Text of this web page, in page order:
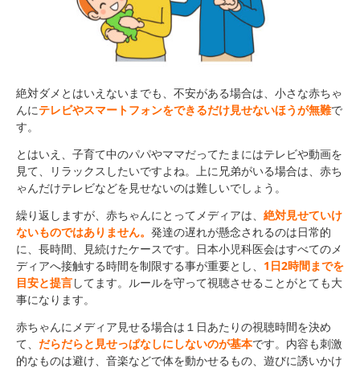
絶対ダメとはいえないまでも、不安がある場合は、小さな赤ちゃ
んにテレビやスマートフォンをできるだけ見せないほうが無難で
す。
とはいえ、子育て中のパパやママだってたまにはテレビや動画を
見て、リラックスしたいですよね。上に兄弟がいる場合は、赤ち
ゃんだけテレビなどを見せないのは難しいでしょう。
繰り返しますが、赤ちゃんにとってメディアは、 絶対見せていけ
ないものではありません。 発達の遅れが懸念されるのは日常的
に、長時間、見続けたケースです。日本小児科医会はすべてのメ
ディアへ接触する時間を制限する事が重要とし、 1日2時間までを
目安と提言してます。ルールを守って視聴させることがとても大
事になります。
赤ちゃんにメディア見せる場合は１日あたりの視聴時間を決め
て、 だらだらと見せっぱなしにしないのが基本です。内容も刺激
的なものは避け、音楽などで体を動かせるもの、遊びに誘いかけ